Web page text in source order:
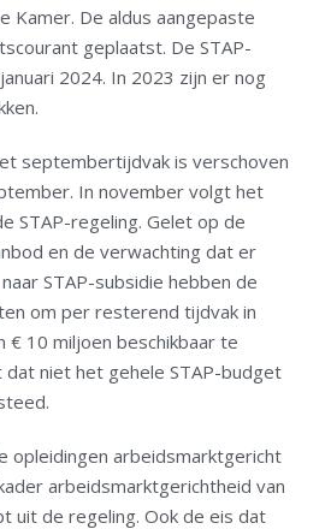
Kamer. De aldus aangepaste
geplaatst. De STAP-
2024. In 2023 zijn er nog
septembertijdvak is verschoven
In november volgt het
STAP-regeling. Gelet op de
en de verwachting dat er
STAP-subsidie hebben de
om per resterend tijdvak in
€ 10 miljoen beschikbaar te
niet het gehele STAP-budget
opleidingen arbeidsmarktgericht
arbeidsmarktgerichtheid van
uit de regeling. Ook de eis dat